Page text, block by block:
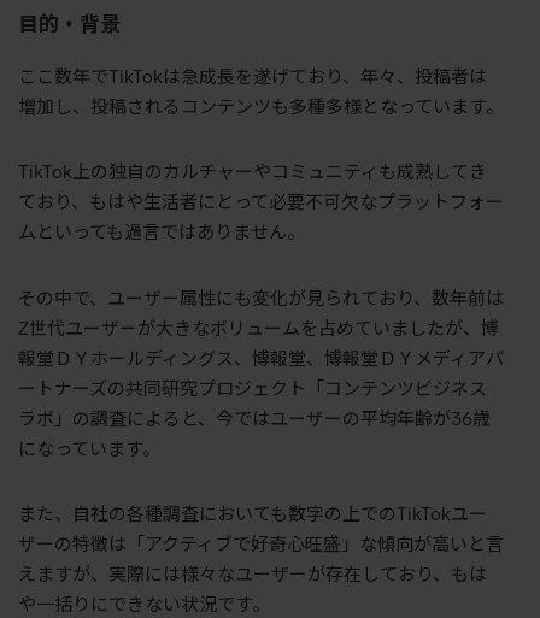
目的・背景
ここ数年でTikTokは急成長を遂げており、年々、投稿者は
増加し、投稿されるコンテンツも多種多様となっています。
TikTok上の独自のカルチャーやコミュニティも成熟してき
ており、もはや生活者にとって必要不可欠なプラットフォー
ムといっても過言ではありません。
その中で、ユーザー属性にも変化が見られ ており 、数年前は
Z世代ユーザーが大きなボリュームを占めていましたが、 博
報堂ＤＹホールディングス、 博報堂、博報堂ＤＹメディアパ
ートナーズの共同研究プロジェクト「コンテンツビジネス
ラボ」 の調査によると、 今ではユーザーの平均年齢が36歳
になっています。
また、 自社の各種調査にお いても 数字の上でのTikTokユー
ザーの特徴は「アクティブで好奇心旺盛」
な傾向が高い と言
えますが、実際には様々なユーザーが存在しており、もは
や一括りにできない状況です。